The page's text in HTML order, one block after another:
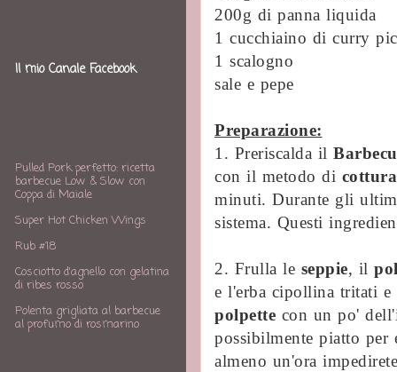
200g di panna liquida
1 cucchiaino di curry
1 scalogno
sale e pepe
Preparazione:
1. Preriscalda il
con il metodo di
minuti. Durante gli
sistema. Questi
2. Frulla le seppie, il
e l'erba cipollina tritati
polpette con un po'
possibilmente piatto per
almeno un'ora
Il mio Canale Facebook
Pulled Pork perfetto: ricetta
barbecue Low & Slow con
Coppa di Maiale
Super Hot Chicken Wings
Rub #18
Cosciotto d'agnello con gelatina
di ribes rosso
Polenta grigliata al barbecue
al profumo di rosmarino